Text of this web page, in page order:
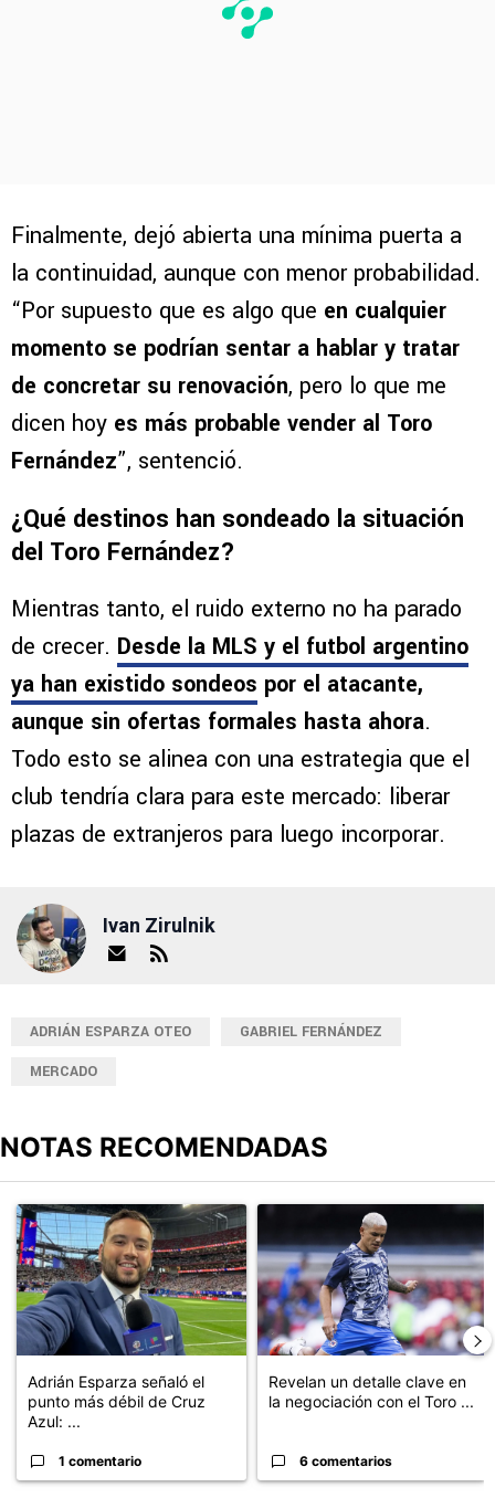
Finalmente, dejó abierta una mínima puerta a
la continuidad, aunque con menor probabilidad.
“Por supuesto que es algo que en cualquier
momento se podrían sentar a hablar y tratar
de concretar su renovación, pero lo que me
dicen hoy es más probable vender al Toro
Fernández”, sentenció.
¿Qué destinos han sondeado la situación
del Toro Fernández?
Mientras tanto, el ruido externo no ha parado
de crecer. Desde la MLS y el futbol argentino
ya han existido sondeos por el atacante,
aunque sin ofertas formales hasta ahora.
Todo esto se alinea con una estrategia que el
club tendría clara para este mercado: liberar
plazas de extranjeros para luego incorporar.
Ivan Zirulnik
ADRIÁN ESPARZA OTEO
GABRIEL FERNÁNDEZ
MERCADO
NOTAS RECOMENDADAS
Un artículo de tendencia con el título "Adrián Esparza señaló el
Adrián Esparza señaló el
punto más débil de Cruz
Azul: ...
1 comentario
Un artículo de tendencia con
Revelan un detalle clave en
la negociación con el Toro ...
6 comentarios